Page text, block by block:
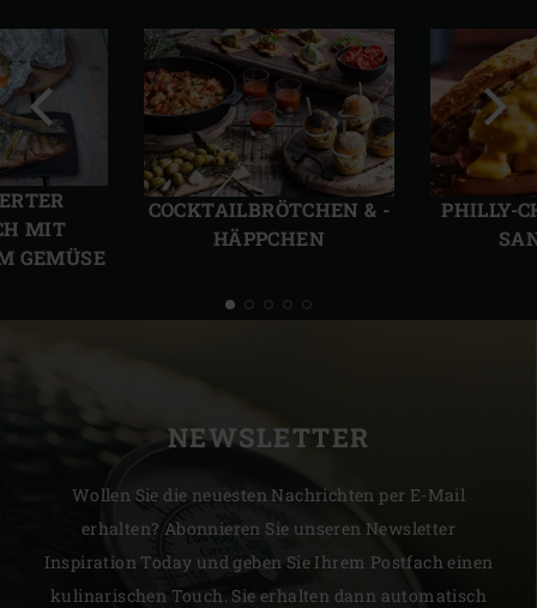
MIT
GEMÜSE
COCKTAILBRÖTCHEN & -
HÄPPCHEN
PHILLY-
Vorherige
Folie
NEWSLETTER
Wollen Sie die neuesten Nachrichten per E-Mail
erhalten? Abonnieren Sie unseren Newsletter
Inspiration Today und geben Sie Ihrem Postfach einen
kulinarischen Touch. Sie erhalten dann automatisch